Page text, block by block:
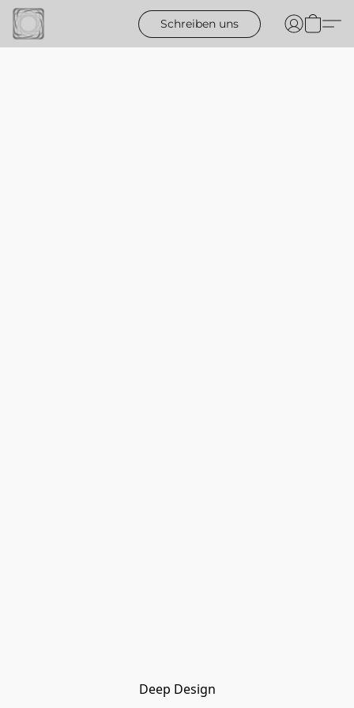
Schreiben uns
Deep Design